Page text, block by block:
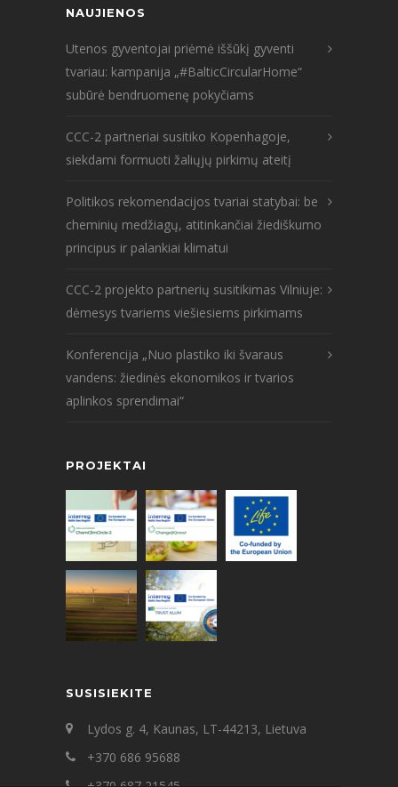
NAUJIENOS
Utenos gyventojai priėmė iššūkį gyventi
tvariau: kampanija „#BalticCircularHome“
subūrė bendruomenę pokyčiams
CCC-2 partneriai susitiko Kopenhagoje,
siekdami formuoti žaliųjų pirkimų ateitį
Politikos rekomendacijos tvariai statybai: be
cheminių medžiagų, atitinkančiai žiediškumo
principus ir palankiai klimatui
CCC-2 projekto partnerių susitikimas Vilniuje:
dėmesys tvariems viešiesiems pirkimams
Konferencija „Nuo plastiko iki švaraus
vandens: žiedinės ekonomikos ir tvarios
aplinkos sprendimai“
PROJEKTAI
SUSISIEKITE
Lydos g. 4, Kaunas, LT-44213, Lietuva
+370 686 95688